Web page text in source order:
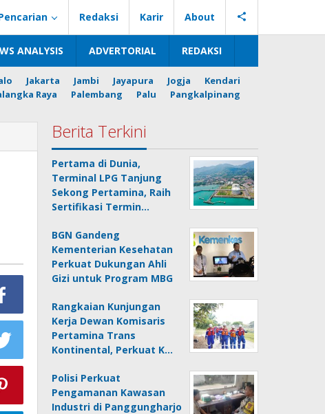
Redaksi Karir About
ANALYSIS ADVERTORIAL REDAKSI
Jakarta Jambi Jayapura Jogja
Kendari
Raya Palembang Palu
Pangkalpinang
Berita Terkini
Pertama di Dunia,
Terminal LPG Tanjung
Sekong Pertamina, Raih
Sertifikasi Termin…
BGN Gandeng
Kementerian Kesehatan
Perkuat Dukungan Ahli
Gizi untuk Program MBG
Rangkaian Kunjungan
Kerja Dewan Komisaris
Pertamina Trans
Kontinental, Perkuat K…
Polisi Perkuat
Pengamanan Kawasan
Industri di Panggungharjo